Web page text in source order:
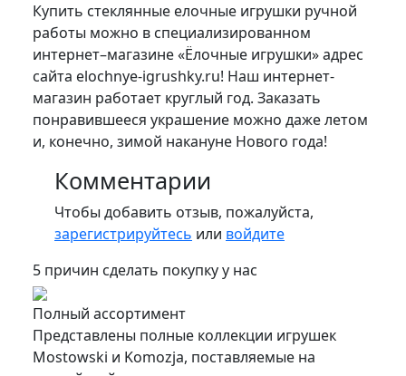
Купить стеклянные елочные игрушки ручной
работы можно в специализированном
интернет–магазине «Ёлочные игрушки» адрес
сайта elochnye-igrushky.ru! Наш интернет-
магазин работает круглый год. Заказать
понравившееся украшение можно даже летом
и, конечно, зимой накануне Нового года!
Комментарии
Чтобы добавить отзыв, пожалуйста,
зарегистрируйтесь или войдите
5 причин сделать покупку у нас
Полный ассортимент
Представлены полные коллекции игрушек
Mostowski и Komozja, поставляемые на